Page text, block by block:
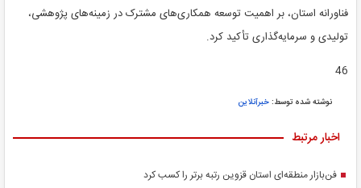
فناورانه استان، بر اهمیت توسعه همکاری‌های مشترک در زمینه‌های پژوهشی،
تولیدی و سرمایه‌گذاری تأکید کرد.
46
نوشته شده توسط:خبرآنلاین
اخبار مرتبط
فن‌بازار منطقه‌ای استان قزوین رتبه برتر را کسب کرد